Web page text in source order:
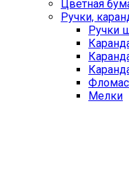
Цветная
Ручки,
Ручки
Мелки